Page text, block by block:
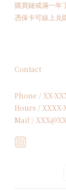
購買鏈戒滿一年
憑保卡可線上兑
Contact
Phone / XX-
Hours / XXXX-
Mail /